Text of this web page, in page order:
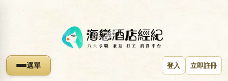
選單 登入 立即註冊